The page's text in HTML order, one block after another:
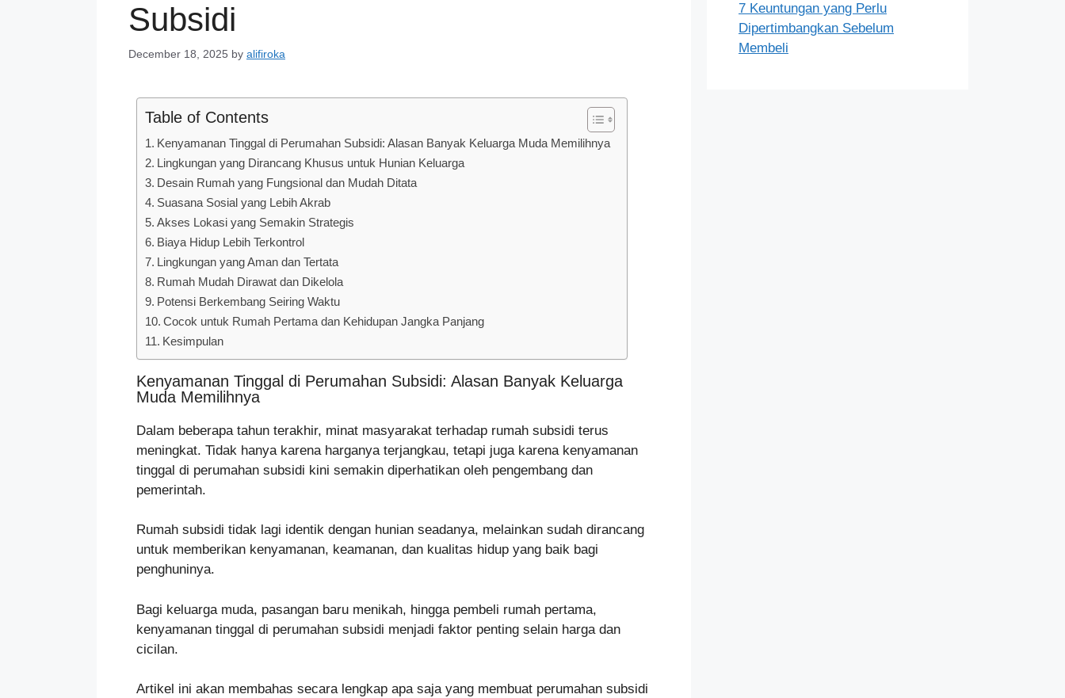
Subsidi
December 18, 2025 by alifiroka
Table of Contents
Kenyamanan Tinggal di Perumahan Subsidi: Alasan Banyak Keluarga Muda Memilihnya
Lingkungan yang Dirancang Khusus untuk Hunian Keluarga
Desain Rumah yang Fungsional dan Mudah Ditata
Suasana Sosial yang Lebih Akrab
Akses Lokasi yang Semakin Strategis
Biaya Hidup Lebih Terkontrol
Lingkungan yang Aman dan Tertata
Rumah Mudah Dirawat dan Dikelola
Potensi Berkembang Seiring Waktu
Cocok untuk Rumah Pertama dan Kehidupan Jangka Panjang
Kesimpulan
Kenyamanan Tinggal di Perumahan Subsidi: Alasan Banyak Keluarga
Muda Memilihnya
Dalam beberapa tahun terakhir, minat masyarakat terhadap rumah subsidi terus
meningkat. Tidak hanya karena harganya terjangkau, tetapi juga karena kenyamanan
tinggal di perumahan subsidi kini semakin diperhatikan oleh pengembang dan
pemerintah.
Rumah subsidi tidak lagi identik dengan hunian seadanya, melainkan sudah dirancang
untuk memberikan kenyamanan, keamanan, dan kualitas hidup yang baik bagi
penghuninya.
Bagi keluarga muda, pasangan baru menikah, hingga pembeli rumah pertama,
kenyamanan tinggal di perumahan subsidi menjadi faktor penting selain harga dan
cicilan.
Artikel ini akan membahas secara lengkap apa saja yang membuat perumahan subsidi
7 Keuntungan yang Perlu
Dipertimbangkan Sebelum
Membeli